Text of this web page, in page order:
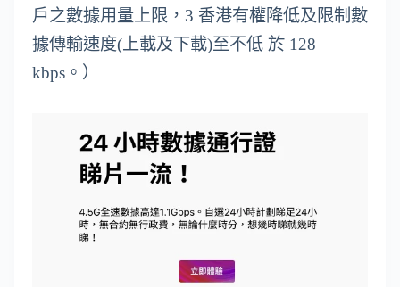
戶之數據用量上限，3 香港有權降低及限制數
據傳輸速度(上載及下載)至不低 於 128
kbps。）